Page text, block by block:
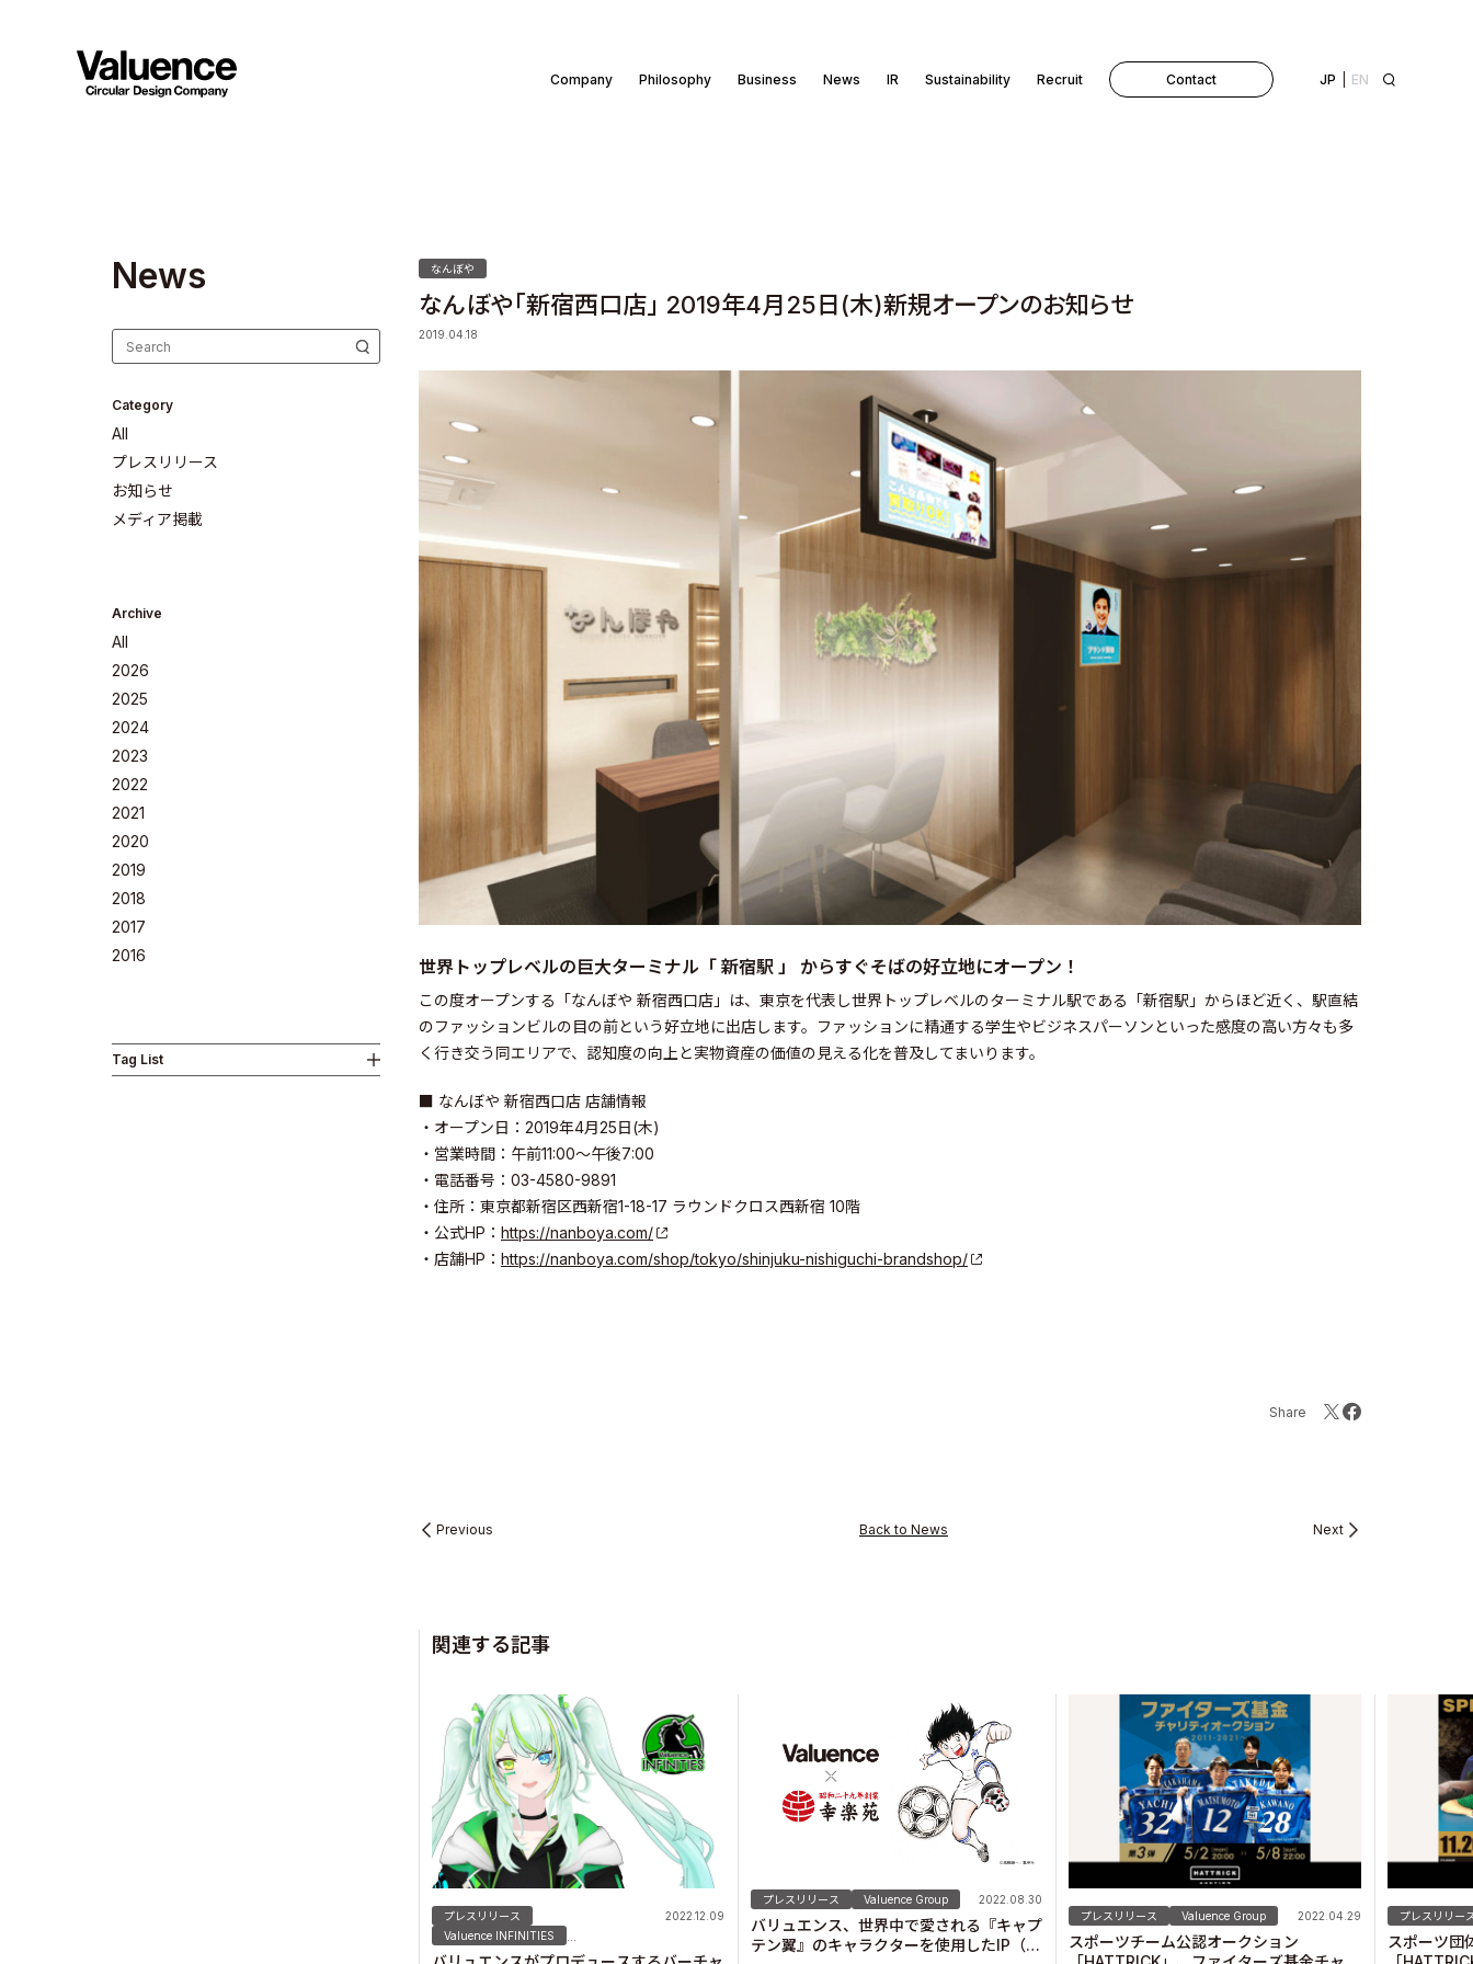
Company Philosophy Business News IR Sustainability Recruit Contact EN
JP
Company
Philosophy
Business
Sustainability
News
Category
All
プレスリリース
お知らせ
メディア掲載
Archive
All
2026
2025
2024
2023
2022
2021
2020
2019
2018
2017
2016
Tag List
なんぼや
なんぼや「新宿西口店」 2019年4月25日(木)新規オープンのお知らせ
2019.04.18
世界トップレベルの巨大ターミナル「 新宿駅 」 からすぐそばの好立地にオープン！
この度オープンする「なんぼや 新宿西口店」は、東京を代表し世界トップレベルのターミナル駅である「新宿駅」からほど近く、駅直結
のファッションビルの目の前という好立地に出店します。ファッションに精通する学生やビジネスパーソンといった感度の高い方々も多
く行き交う同エリアで、認知度の向上と実物資産の価値の見える化を普及してまいります。
■ なんぼや 新宿西口店 店舗情報
・オープン日：2019年4月25日(木)
・営業時間：午前11:00～午後7:00
・電話番号：03-4580-9891
・住所：東京都新宿区西新宿1-18-17 ラウンドクロス西新宿 10階
・公式HP： https://nanboya.com/
・店舗HP： https://nanboya.com/shop/tokyo/shinjuku-nishiguchi-brandshop/
Share
Previous Back to News Next
関連する記事
プレスリリース
Valuence INFINITIES
2022.12.09
プレスリリース Valuence Group 2022.08.30
バリュエンス、世界中で愛される『キャプ
テン翼』のキャラクターを使用したIP（知
プレスリリース Valuence Group 2022.04.29
スポーツチーム公認オークション
プレスリリー
スポーツ団